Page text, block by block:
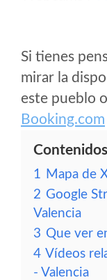
Si tienes
mirar la
este pueblo
Booking.com
Contenidos
1 Mapa de
2 Google
Valencia
3 Que ver
4 Vídeos
- Valencia